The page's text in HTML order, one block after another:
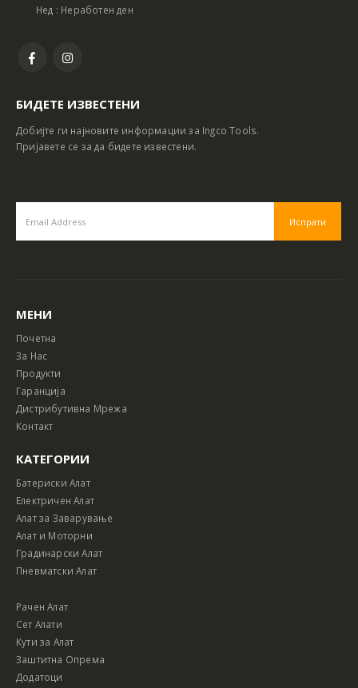
Нед : Неработен ден
БИДЕТЕ ИЗВЕСТЕНИ
Добијте ги најновите информации за Ingco Tools.
Пријавете се за да бидете известени.
МЕНИ
Почетна
За Нас
Продукти
Гаранција
Дистрибутивна Мрежа
Контакт
КАТЕГОРИИ
Батериски Алат
Електричен Алат
Алат за Заварување
Алат и Моторни
Градинарски Алат
Пневматски Алат
Рачен Алат
Сет Алати
Кути за Алат
Заштитна Опрема
Додатоци